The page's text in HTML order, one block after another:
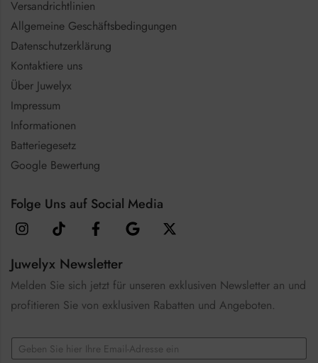
Versandrichtlinien
Allgemeine Geschäftsbedingungen
Datenschutzerklärung
Kontaktiere uns
Über Juwelyx
Impressum
Informationen
Batteriegesetz
Google Bewertung
Folge Uns auf Social Media
Juwelyx Newsletter
Melden Sie sich jetzt für unseren exklusiven Newsletter an und
profitieren Sie von exklusiven Rabatten und Angeboten.
E
m